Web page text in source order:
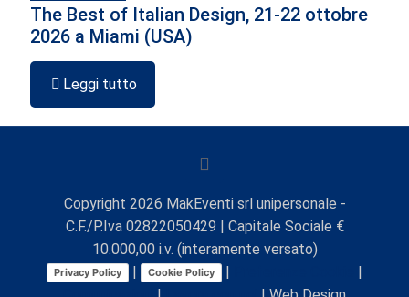
The Best of Italian Design, 21-22 ottobre
2026 a Miami (USA)
Leggi tutto
Copyright 2026 MakEventi srl unipersonale -
C.F./P.Iva 02822050429 | Capitale Sociale €
10.000,00 i.v. (interamente versato)
Privacy Policy | Cookie Policy |
|